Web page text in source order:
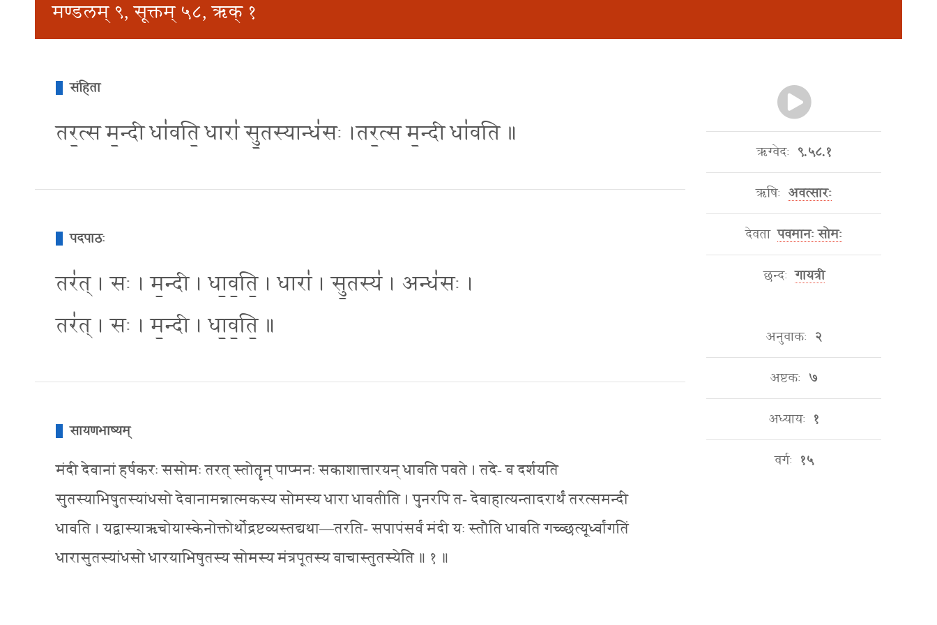
मण्डलम् ९, सूक्तम् ५८, ऋक् १
संहिता
तर॒त्स म॒न्दी धा॑वति॒ धारा॑ सु॒तस्यान्ध॑सः ।तर॒त्स म॒न्दी धा॑वति ॥
पदपाठः
तर॑त् । सः । म॒न्दी । धा॒व॒ति॒ । धारा॑ । सु॒तस्य॑ । अन्ध॑सः ।
तर॑त् । सः । म॒न्दी । धा॒व॒ति॒ ॥
सायणभाष्यम्
मंदी देवानां हर्षकरः ससोमः तरत् स्तोतॄन् पाप्मनः सकाशात्तारयन् धावति पवते । तदे- व दर्शयति
सुतस्याभिषुतस्यांधसो देवानामन्नात्मकस्य सोमस्य धारा धावतीति । पुनरपि त- देवाहात्यन्तादरार्थं तरत्समन्दी
धावति । यद्वास्याऋचोयास्केनोक्तोर्थोद्रष्टव्यस्तद्यथा—तरति- सपापंसर्वं मंदी यः स्तौति धावति गच्व्छत्यूर्ध्वांगतिं
धारासुतस्यांधसो धारयाभिषुतस्य सोमस्य मंत्रपूतस्य वाचास्तुतस्येति ॥ १ ॥
ऋग्वेदः ९.५८.१
ऋषिः अवत्सारः
देवता पवमानः सोमः
छन्दः गायत्री
अनुवाकः २
अष्टकः ७
अध्यायः १
वर्गः १५